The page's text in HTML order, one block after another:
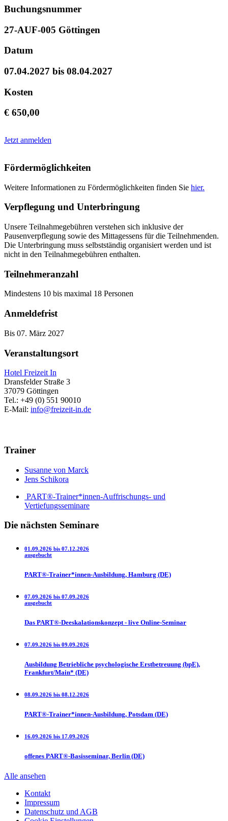
Buchungsnummer
27-AUF-005 Göttingen
Datum
07.04.2027 bis 08.04.2027
Kosten
€ 650,00
Jetzt anmelden
Fördermöglichkeiten
Weitere Informationen zu Fördermöglichkeiten finden Sie hier.
Verpflegung und Unterbringung
Unsere Teilnahmegebühren verstehen sich inklusive der
Pausenverpflegung sowie des Mittagessens für die Teilnehmenden.
Die Unterbringung muss selbstständig organisiert werden und ist
nicht in den Teilnahmegebühren enthalten.
Teilnehmeranzahl
Mindestens 10 bis maximal 18 Personen
Anmeldefrist
Bis 07. März 2027
Veranstaltungsort
Hotel Freizeit In
Dransfelder Straße 3
37079 Göttingen
Tel.: +49 (0) 551 90010
E-Mail: info@freizeit-in.de
Trainer
Susanne von Marck
Jens Schikora
PART®-Trainer*innen-Auffrischungs- und
Vertiefungsseminare
Die nächsten Seminare
01.09.2026 bis 07.12.2026
ausgebucht
PART®-Trainer*innen-Ausbildung, Hamburg (DE)
07.09.2026 bis 07.09.2026
ausgebucht
Das PART®-Deeskalationskonzept - live Online-Seminar
07.09.2026 bis 09.09.2026
Ausbildung Betriebliche psychologische Erstbetreuung (bpE),
Frankfurt/Main* (DE)
08.09.2026 bis 08.12.2026
PART®-Trainer*innen-Ausbildung, Potsdam (DE)
16.09.2026 bis 17.09.2026
offenes PART®-Basisseminar, Berlin (DE)
Alle ansehen
Kontakt
Impressum
Datenschutz und AGB